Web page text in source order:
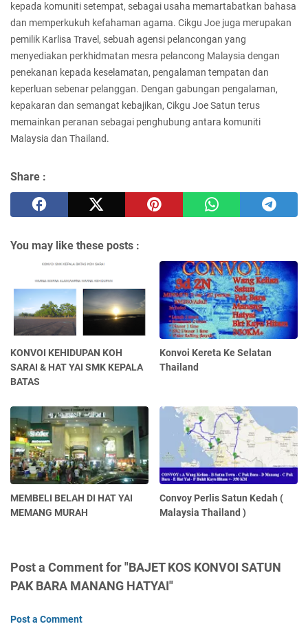
kepada komuniti setempat, sebagai usaha memartabatkan bahasa
dan memperkukuh kefahaman agama. Cikgu Joe juga merupakan
pemilik Karlisa Travel, sebuah agensi pelancongan yang
menyediakan perkhidmatan mesra pelancong Malaysia dengan
penekanan kepada keselamatan, pengalaman tempatan dan
keperluan sebenar pelanggan. Dengan gabungan pengalaman,
kepakaran dan semangat kebajikan, Cikgu Joe Satun terus
memainkan peranan sebagai penghubung antara komuniti
Malaysia dan Thailand.
Share :
You may like these posts :
KONVOI KEHIDUPAN KOH
SARAI & HAT YAI SMK KEPALA
BATAS
Konvoi Kereta Ke Selatan
Thailand
MEMBELI BELAH DI HAT YAI
MEMANG MURAH
Convoy Perlis Satun Kedah (
Malaysia Thailand )
Post a Comment for "BAJET KOS KONVOI SATUN
PAK BARA MANANG HATYAI"
Post a Comment